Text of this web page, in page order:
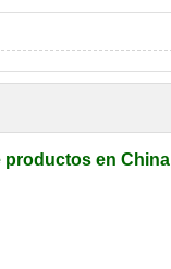
productos en China